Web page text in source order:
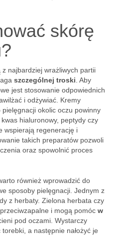
skórę
z najbardziej wrażliwych partii
szczególnej troski . Aby
jest stosowanie odpowiednich
i odżywiać. Kremy
okolic oczu powinny
hialuronowy, peptydy czy
wspierają regenerację i
takich preparatów pozwoli
oraz spowolnić proces
również wprowadzić do
sposoby pielęgnacji. Jednym z
z herbaty. Zielona herbata czy
przeciwzapalne i mogą pomóc w
pod oczami. Wystarczy
a następnie nałożyć je